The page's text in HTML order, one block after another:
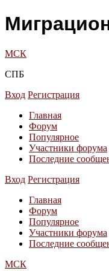
МСК
СПБ
Вход Регистрация
Главная
Форум
Популярное
Участники форума
Последние
Вход Регистрация
Главная
Форум
Популярное
Участники форума
Последние
МСК